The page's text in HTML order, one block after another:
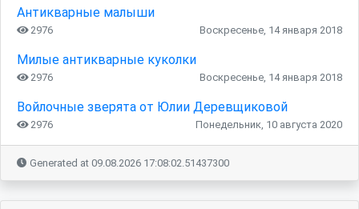
Антикварные малыши
2976 Воскресенье, 14 января 2018
Милые антикварные куколки
2976 Воскресенье, 14 января 2018
Войлочные зверята от Юлии Деревщиковой
2976 Понедельник, 10 августа 2020
Generated at 09.08.2026 17:08:02.51437300